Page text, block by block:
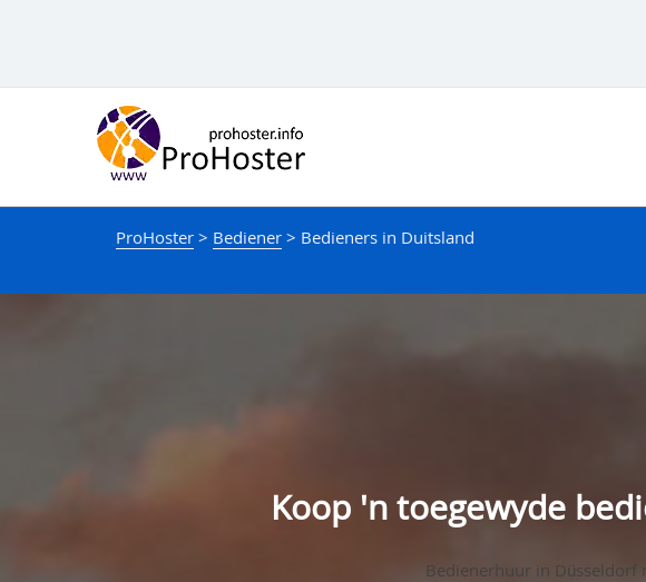
inhoud
ProHoster > Bediener > Bedieners in Duitsland
Koop 'n toegewyde
Bedienerhuur in Düsseldorf